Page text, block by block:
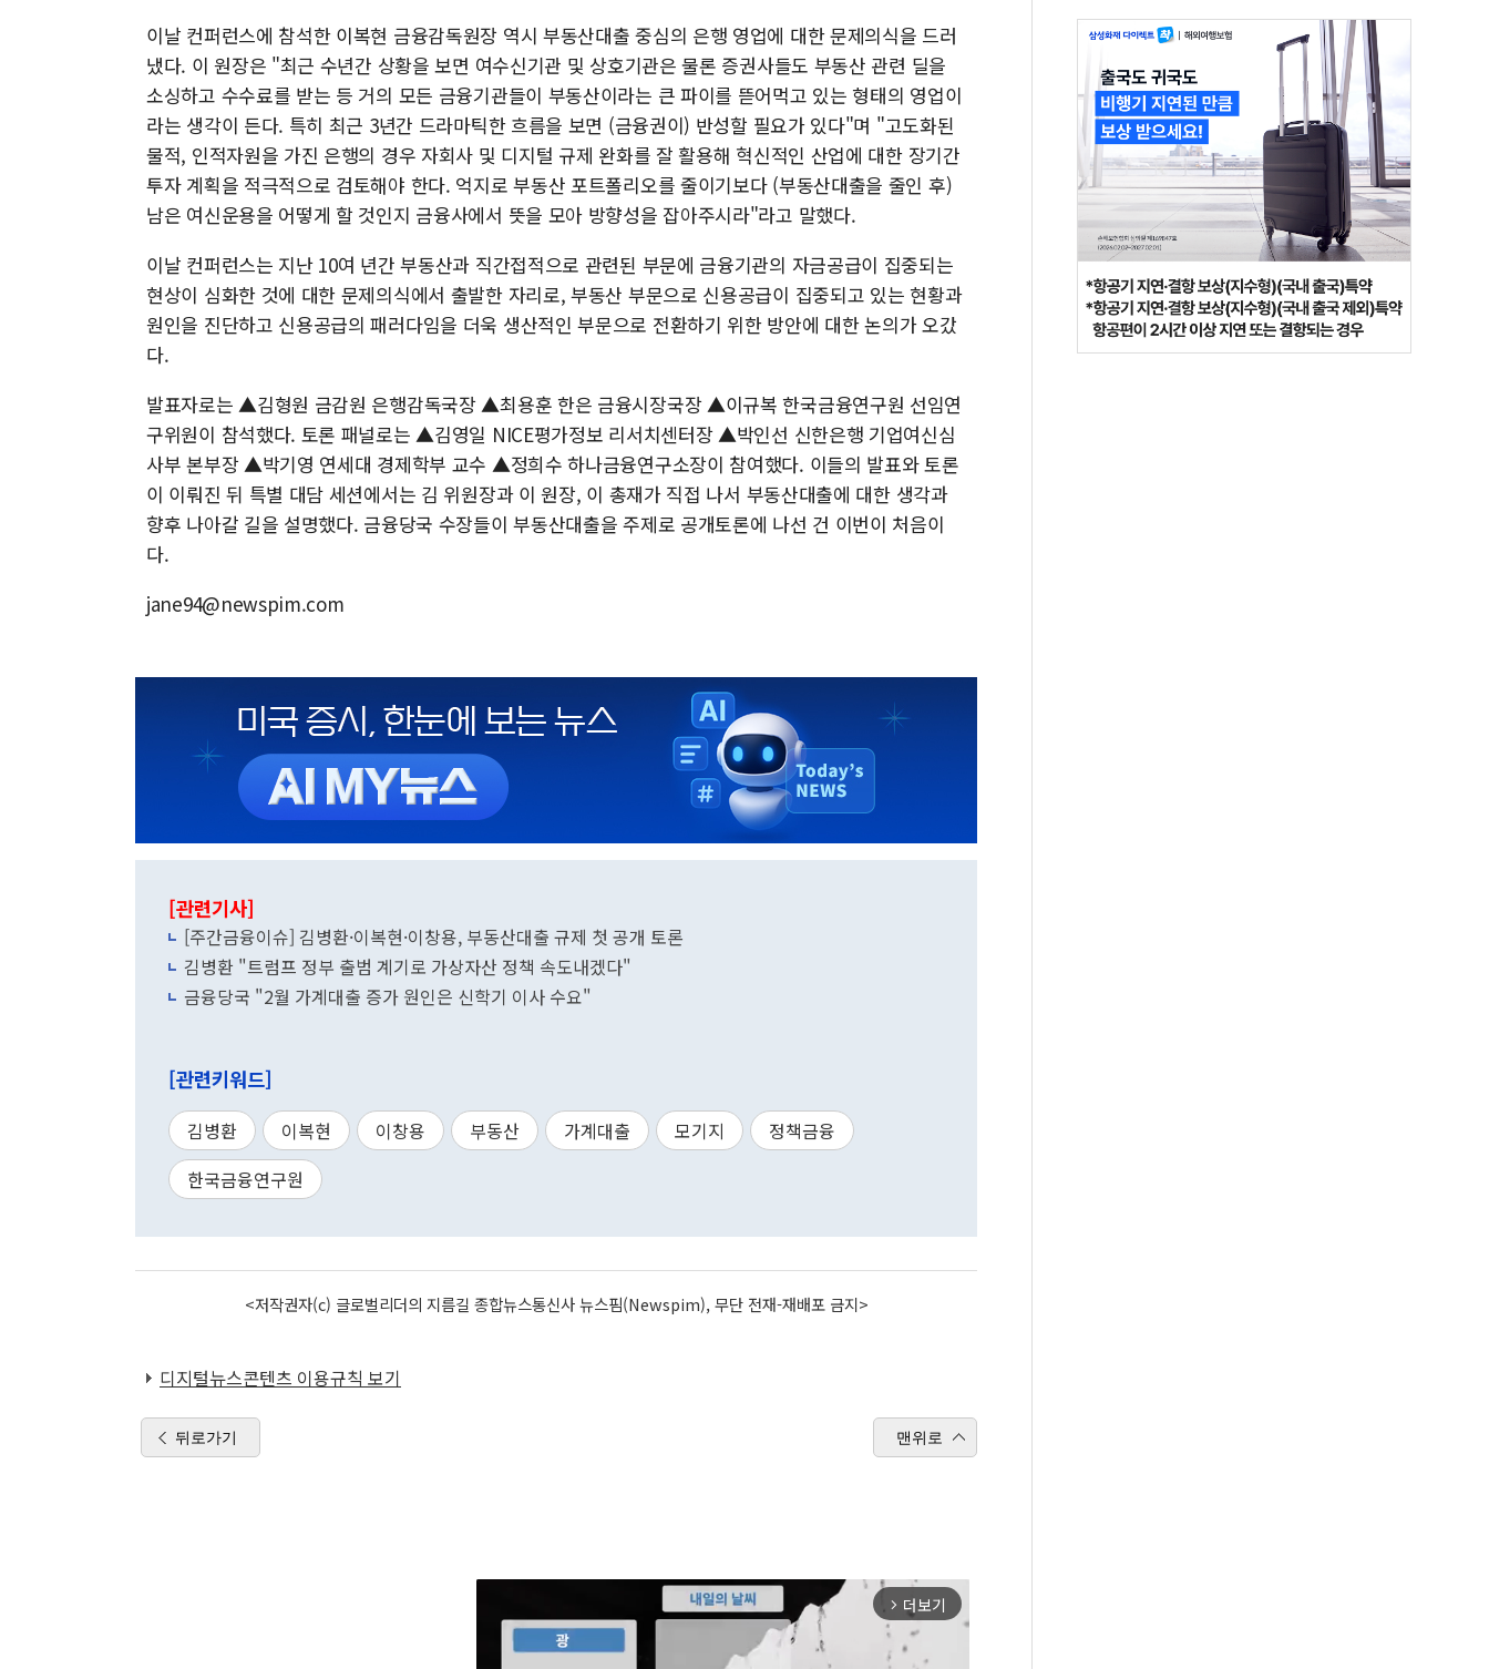
이날 컨퍼런스에 참석한 이복현 금융감독원장 역시 부동산대출 중심의 은행 영업에 대한 문제의식을 드러
냈다. 이 원장은 "최근 수년간 상황을 보면 여수신기관 및 상호기관은 물론 증권사들도 부동산 관련 딜을
소싱하고 수수료를 받는 등 거의 모든 금융기관들이 부동산이라는 큰 파이를 뜯어먹고 있는 형태의 영업이
라는 생각이 든다. 특히 최근 3년간 드라마틱한 흐름을 보면 (금융권이) 반성할 필요가 있다"며 "고도화된
물적, 인적자원을 가진 은행의 경우 자회사 및 디지털 규제 완화를 잘 활용해 혁신적인 산업에 대한 장기간
투자 계획을 적극적으로 검토해야 한다. 억지로 부동산 포트폴리오를 줄이기보다 (부동산대출을 줄인 후)
남은 여신운용을 어떻게 할 것인지 금융사에서 뜻을 모아 방향성을 잡아주시라"라고 말했다.
이날 컨퍼런스는 지난 10여 년간 부동산과 직간접적으로 관련된 부문에 금융기관의 자금공급이 집중되는
현상이 심화한 것에 대한 문제의식에서 출발한 자리로, 부동산 부문으로 신용공급이 집중되고 있는 현황과
원인을 진단하고 신용공급의 패러다임을 더욱 생산적인 부문으로 전환하기 위한 방안에 대한 논의가 오갔
다.
발표자로는 ▲김형원 금감원 은행감독국장 ▲최용훈 한은 금융시장국장 ▲이규복 한국금융연구원 선임연
구위원이 참석했다. 토론 패널로는 ▲김영일 NICE평가정보 리서치센터장 ▲박인선 신한은행 기업여신심
사부 본부장 ▲박기영 연세대 경제학부 교수 ▲정희수 하나금융연구소장이 참여했다. 이들의 발표와 토론
이 이뤄진 뒤 특별 대담 세션에서는 김 위원장과 이 원장, 이 총재가 직접 나서 부동산대출에 대한 생각과
향후 나아갈 길을 설명했다. 금융당국 수장들이 부동산대출을 주제로 공개토론에 나선 건 이번이 처음이
다.
jane94@newspim.com
[관련기사]
[주간금융이슈] 김병환·이복현·이창용, 부동산대출 규제 첫 공개 토론
김병환 "트럼프 정부 출범 계기로 가상자산 정책 속도내겠다"
금융당국 "2월 가계대출 증가 원인은 신학기 이사 수요"
[관련키워드]
김병환 이복현 이창용 부동산 가계대출 모기지
정책금융
한국금융연구원
<저작권자(c) 글로벌리더의 지름길 종합뉴스통신사 뉴스핌(Newspim), 무단 전재-재배포 금지>
디지털뉴스콘텐츠 이용규칙 보기
뒤로가기 맨위로
arrow_forward_ios 더보기